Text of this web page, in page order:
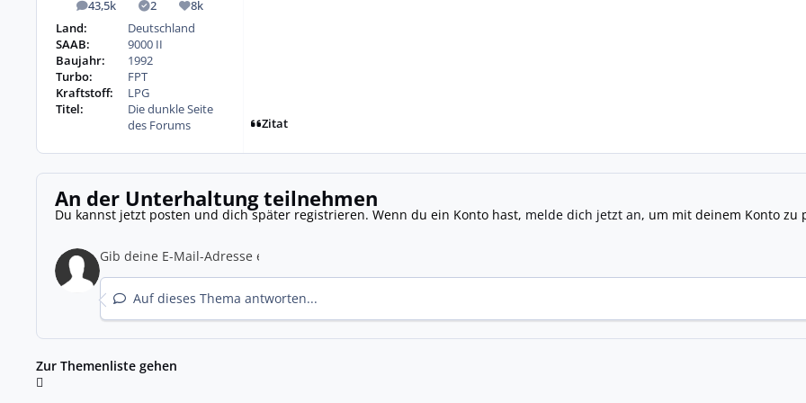
43,5k
Beiträge 2
Lösungen
8k
Reputation
Land:
Deutschland
SAAB:
9000 II
Baujahr:
1992
Turbo:
FPT
Kraftstoff:
LPG
Titel:
Die dunkle Seite
des Forums
Zitat
An der Unterhaltung teilnehmen
Du kannst jetzt posten und dich später registrieren. Wenn du ein Konto hast, melde dich jetzt an, um mit deinem Konto zu
Auf dieses Thema antworten...
Zur Themenliste gehen